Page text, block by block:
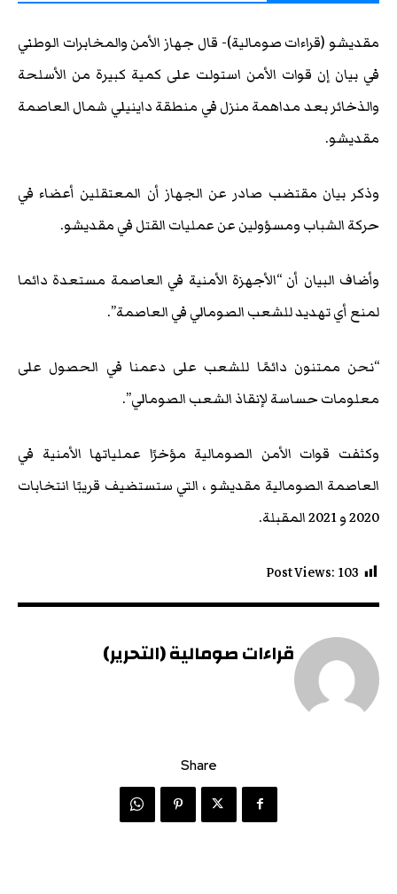
مقديشو (قراءات صومالية)- قال جهاز الأمن والمخابرات الوطني
في بيان إن قوات الأمن استولت على كمية كبيرة من الأسلحة
والذخائر بعد مداهمة منزل في منطقة داينيلي شمال العاصمة
مقديشو.
وذكر بيان مقتضب صادر عن الجهاز أن المعتقلين أعضاء في
حركة الشباب ومسؤولين عن عمليات القتل في مقديشو.
وأضاف البيان أن “الأجهزة الأمنية في العاصمة مستعدة دائما
لمنع أي تهديد للشعب الصومالي في العاصمة”.
“نحن ممتنون دائمًا للشعب على دعمنا في الحصول على
معلومات حساسة لإنقاذ الشعب الصومالي”.
وكثفت قوات الأمن الصومالية مؤخرًا عملياتها الأمنية في
العاصمة الصومالية مقديشو ، التي ستستضيف قريبًا انتخابات
2020 و 2021 المقبلة.
Post Views: 103
قراءات صومالية (التحرير)
Share